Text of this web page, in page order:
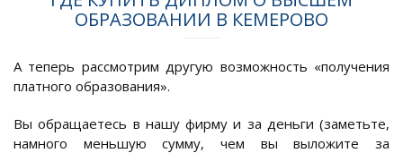
ОБРАЗОВАНИИ В КЕМЕРОВО
А теперь рассмотрим другую возможность «получения
платного образования».
Вы обращаетесь в нашу фирму и за деньги (заметьте,
намного меньшую сумму, чем вы выложите за